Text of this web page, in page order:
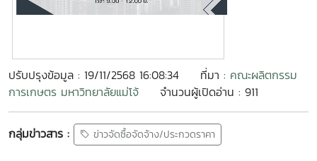
ปรับปรุงข้อมูล : 19/11/2568 16:08:34 ที่มา : คณะผลิตกรรม
การเกษตร มหาวิทยาลัยแม่โจ้
จำนวนผู้เปิดอ่าน : 911
กลุ่มข่าวสาร : ข่าวจัดซื้อจัดจ้าง/ประกวดราคา